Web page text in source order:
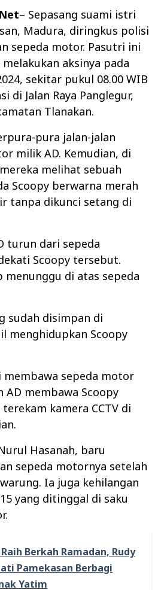
– Sepasang suami istri
Madura, diringkus polisi
sepeda motor. Pasutri ini
aksinya pada
sekitar pukul 08.00 WIB
di Jalan Raya Panglegur,
Tlanakan.
pura jalan-jalan
milik AD. Kemudian, di
melihat sebuah
Scoopy berwarna merah
tanpa dikunci setang di
turun dari sepeda
Scoopy tersebut.
menunggu di atas sepeda
sudah disimpan di
menghidupkan Scoopy
sepeda motor
AD membawa Scoopy
kamera CCTV di
Hasanah, baru
sepeda motornya setelah
Ia juga kehilangan
yang ditinggal di saku
Berkah Ramadan, Rudy
Pamekasan Berbagi
Yatim